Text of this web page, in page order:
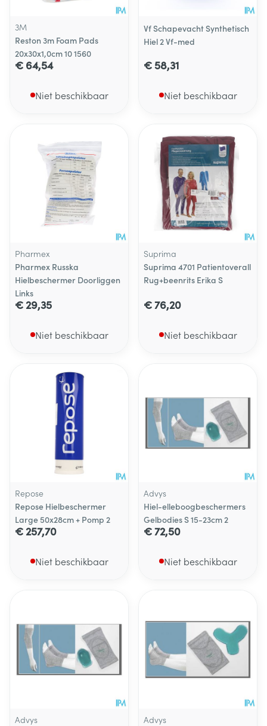
3M
Reston 3m Foam Pads
20x30x1,0cm 10 1560
€ 64,54
Niet beschikbaar
Vf Schapevacht Synthetisch
Hiel 2 Vf-med
€ 58,31
Niet beschikbaar
Pharmex
Pharmex Russka
Hielbeschermer Doorliggen
Links
€ 29,35
Niet beschikbaar
Suprima
Suprima 4701 Patientoverall
Rug+beenrits Erika S
€ 76,20
Niet beschikbaar
Repose
Repose Hielbeschermer
Large 50x28cm + Pomp 2
€ 257,70
Niet beschikbaar
Advys
Hiel-elleboogbeschermers
Gelbodies S 15-23cm 2
€ 72,50
Niet beschikbaar
Advys
Advys